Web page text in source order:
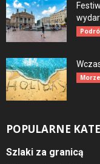
POPULARNE
Szlaki za granicą